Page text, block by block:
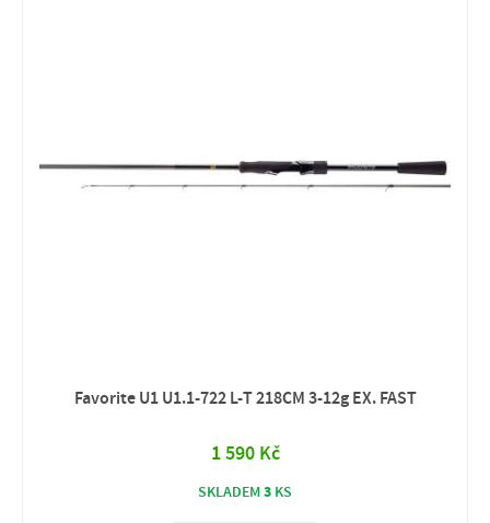
Favorite U1 U1.1-722 L-T 218CM 3-12g EX. FAST
1 590 Kč
SKLADEM3 KS